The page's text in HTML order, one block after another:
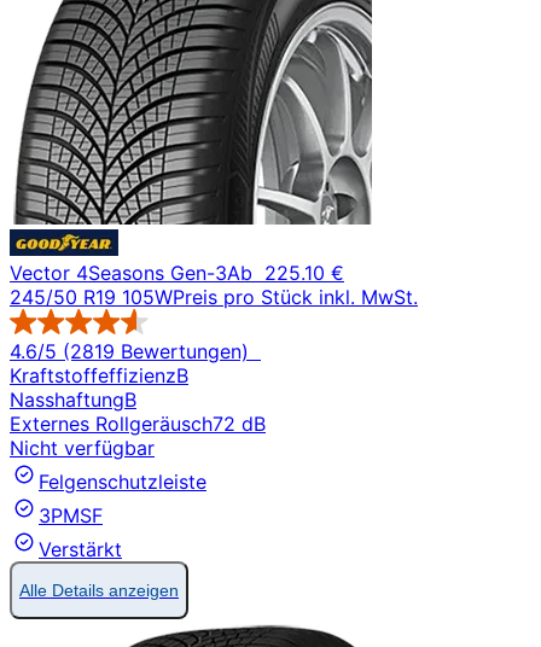
Vector 4Seasons Gen-3Ab 225.10 €
245/50 R19 105WPreis pro Stück inkl. MwSt.
4.6/5 (2819 Bewertungen)
KraftstoffeffizienzB
NasshaftungB
Externes Rollgeräusch72 dB
Nicht verfügbar
Felgenschutzleiste
3PMSF
Verstärkt
Alle Details anzeigen